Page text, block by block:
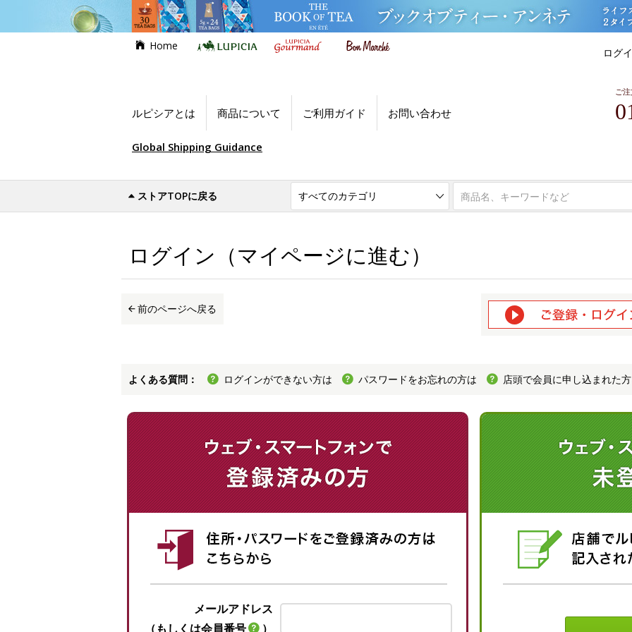
Home
ログ
ルピシアとは 商品について ご利用ガイド お問い合わせ
ご
Global Shipping Guidance
ストアTOPに戻る
世界のお茶専門店ルピシア ログイン（マイページに進む）
ログイン（マイページに進む）
前のページへ戻る
よくある質問： ログインができない方は パスワードをお忘れの方は 店頭で会員に申し込まれた
メールアドレス
（もしくは会員番号
）